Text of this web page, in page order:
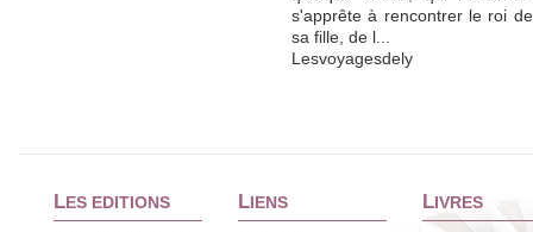
s'apprête à rencontrer le roi
sa fille, de l...
Lesvoyagesdely
LES EDITIONS LIENS LIVRES